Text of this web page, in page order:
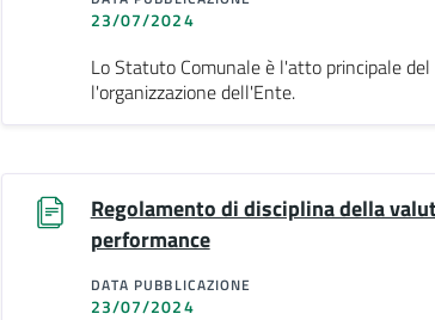
23/07/2024
Lo Statuto Comunale è l'atto principale
l'organizzazione dell'Ente.
Regolamento di disciplina della
performance
DATA PUBBLICAZIONE
23/07/2024